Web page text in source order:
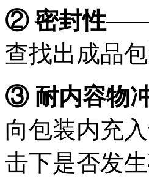
② 密封性——
查找出成品
③ 耐内容物
向包装内充
击下是否发